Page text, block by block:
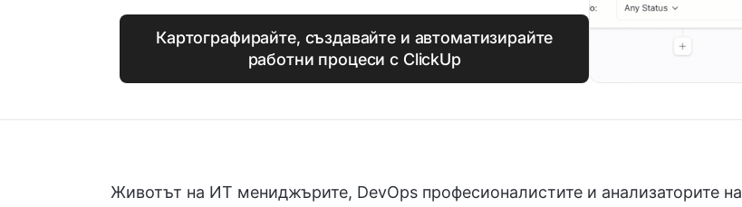
Картографирайте, създавайте и автоматизирайте
работни процеси с ClickUp
Животът на ИТ мениджърите, DevOps професионалистите и анализаторите на